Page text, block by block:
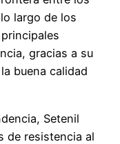
largo de los
gracias a su
buena calidad
Setenil
de resistencia al